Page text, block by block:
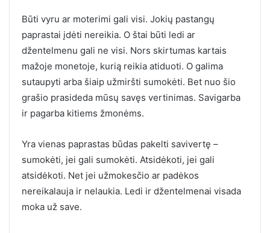
Būti vyru ar moterimi gali visi. Jokių pastangų
paprastai įdėti nereikia. O štai būti ledi ar
džentelmenu gali ne visi. Nors skirtumas kartais
mažoje monetoje, kurią reikia atiduoti. O galima
sutaupyti arba šiaip užmiršti sumokėti. Bet nuo šio
grašio prasideda mūsų savęs vertinimas. Savigarba
ir pagarba kitiems žmonėms.
Yra vienas paprastas būdas pakelti savivertę –
sumokėti, jei gali sumokėti. Atsidėkoti, jei gali
atsidėkoti. Net jei užmokesčio ar padėkos
nereikalauja ir nelaukia. Ledi ir džentelmenai visada
moka už save.